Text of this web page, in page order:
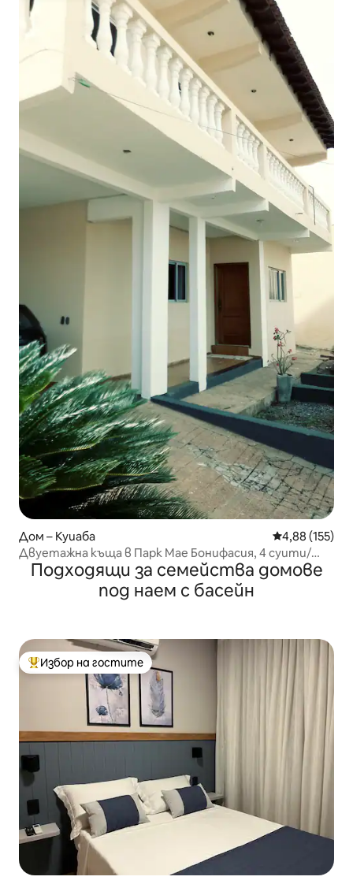
Дом – Куиаба Средна
4,88 (155)
Двуетажна къща в Парк Мае Бонифасия, 4 суити/
климатик/плувен басейн
Подходящи за семейства домове
под наем с басейн
Най-популярен избор на гостите
Избор на гостите